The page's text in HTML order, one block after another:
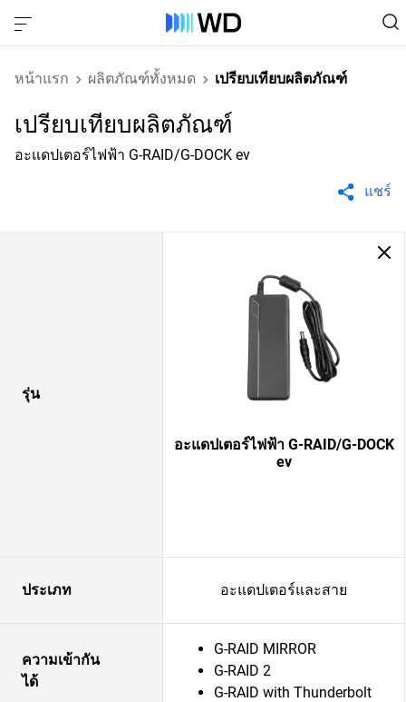
หน้าแรก ผลิตภัณฑ์ทั้งหมด เปรียบเทียบผลิตภัณฑ์
เปรียบเทียบผลิตภัณฑ์
อะแดปเตอร์ไฟฟ้า G-RAID/G-DOCK ev
แชร์
รุ่น
อะแดปเตอร์ไฟฟ้า G-RAID/G-DOCK
ev
ประเภท อะแดปเตอร์และสาย
ความเข้ากัน
ได้
G-RAID MIRROR
G-RAID 2
G-RAID with Thunderbolt